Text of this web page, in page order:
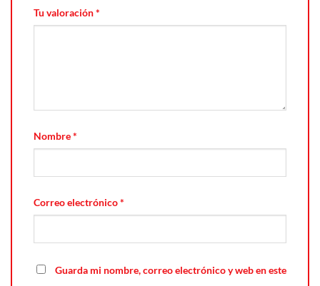
Tu valoración*
Nombre*
Correo electrónico*
Guarda mi nombre, correo electrónico y web en este